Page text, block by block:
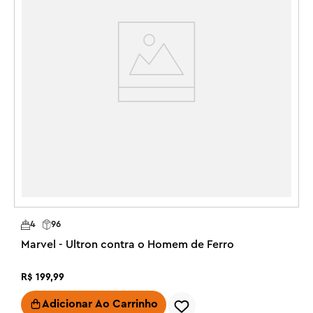
96
4
Marvel - Ultron contra o Homem de Ferro
R$ 199,99
Adicionar Ao Carrinho